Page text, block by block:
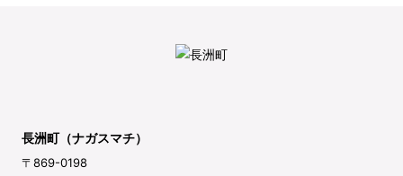
長洲町（ナガスマチ）
〒869-0198